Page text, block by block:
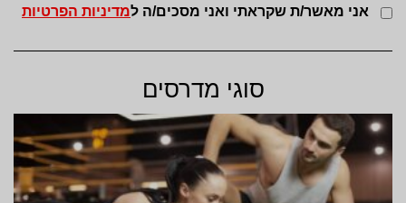
אני מאשר/ת שקראתי ואני מסכים/ה למדיניות הפרטיות
סוגי מדרסים